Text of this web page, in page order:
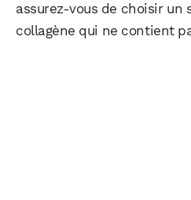
assurez-vous de choisir un
collagène qui ne contient